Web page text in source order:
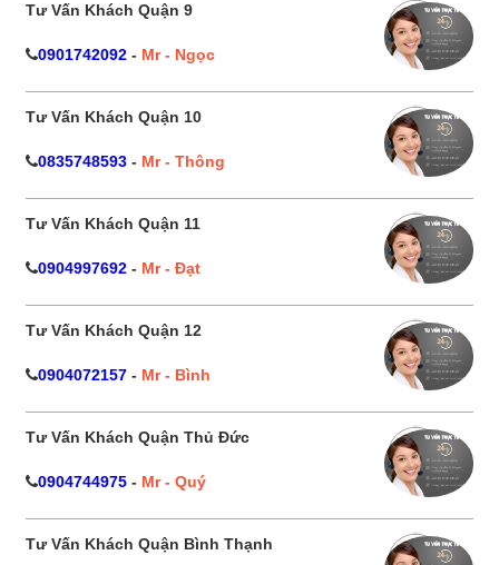
Tư Vấn Khách Quận 9
0901742092 - Mr - Ngọc
Tư Vấn Khách Quận 10
0835748593 - Mr - Thông
Tư Vấn Khách Quận 11
0904997692 - Mr - Đạt
Tư Vấn Khách Quận 12
0904072157 - Mr - Bình
Tư Vấn Khách Quận Thủ Đức
0904744975 - Mr - Quý
Tư Vấn Khách Quận Bình Thạnh